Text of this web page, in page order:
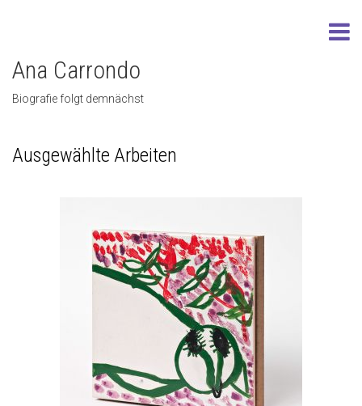
Ana Carrondo
Biografie folgt demnächst
Ausgewählte Arbeiten